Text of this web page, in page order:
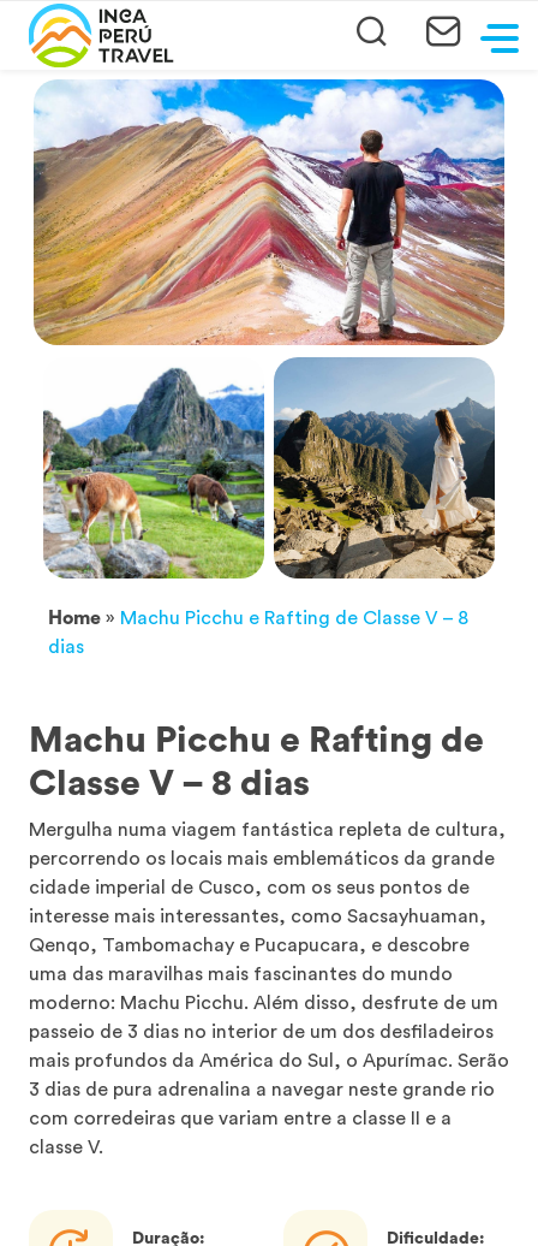
Home » Machu Picchu e Rafting de Classe V – 8
dias
Machu Picchu e Rafting de
Classe V – 8 dias
Mergulha numa viagem fantástica repleta de cultura,
percorrendo os locais mais emblemáticos da grande
cidade imperial de Cusco, com os seus pontos de
interesse mais interessantes, como Sacsayhuaman,
Qenqo, Tambomachay e Pucapucara, e descobre
uma das maravilhas mais fascinantes do mundo
moderno: Machu Picchu. Além disso, desfrute de um
passeio de 3 dias no interior de um dos desfiladeiros
mais profundos da América do Sul, o Apurímac. Serão
3 dias de pura adrenalina a navegar neste grande rio
com corredeiras que variam entre a classe II e a
classe V.
Duração:
Dificuldade: